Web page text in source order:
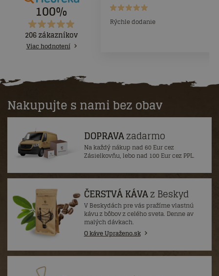
100%
206 zákazníkov
Viac hodnotení
Rýchle dodanie
Nakupujte s nami bez obav
DOPRAVAzadarmo
Na každý nákup nad 60 Eur cez
Zásielkovňu, lebo nad 100 Eur cez PPL.
ČERSTVÁ KÁVAz Beskyd
V Beskydách pre vás pražíme vlastnú
kávu z bôbov z celého sveta. Denne av
malých dávkach.
O káve Upraženo.sk